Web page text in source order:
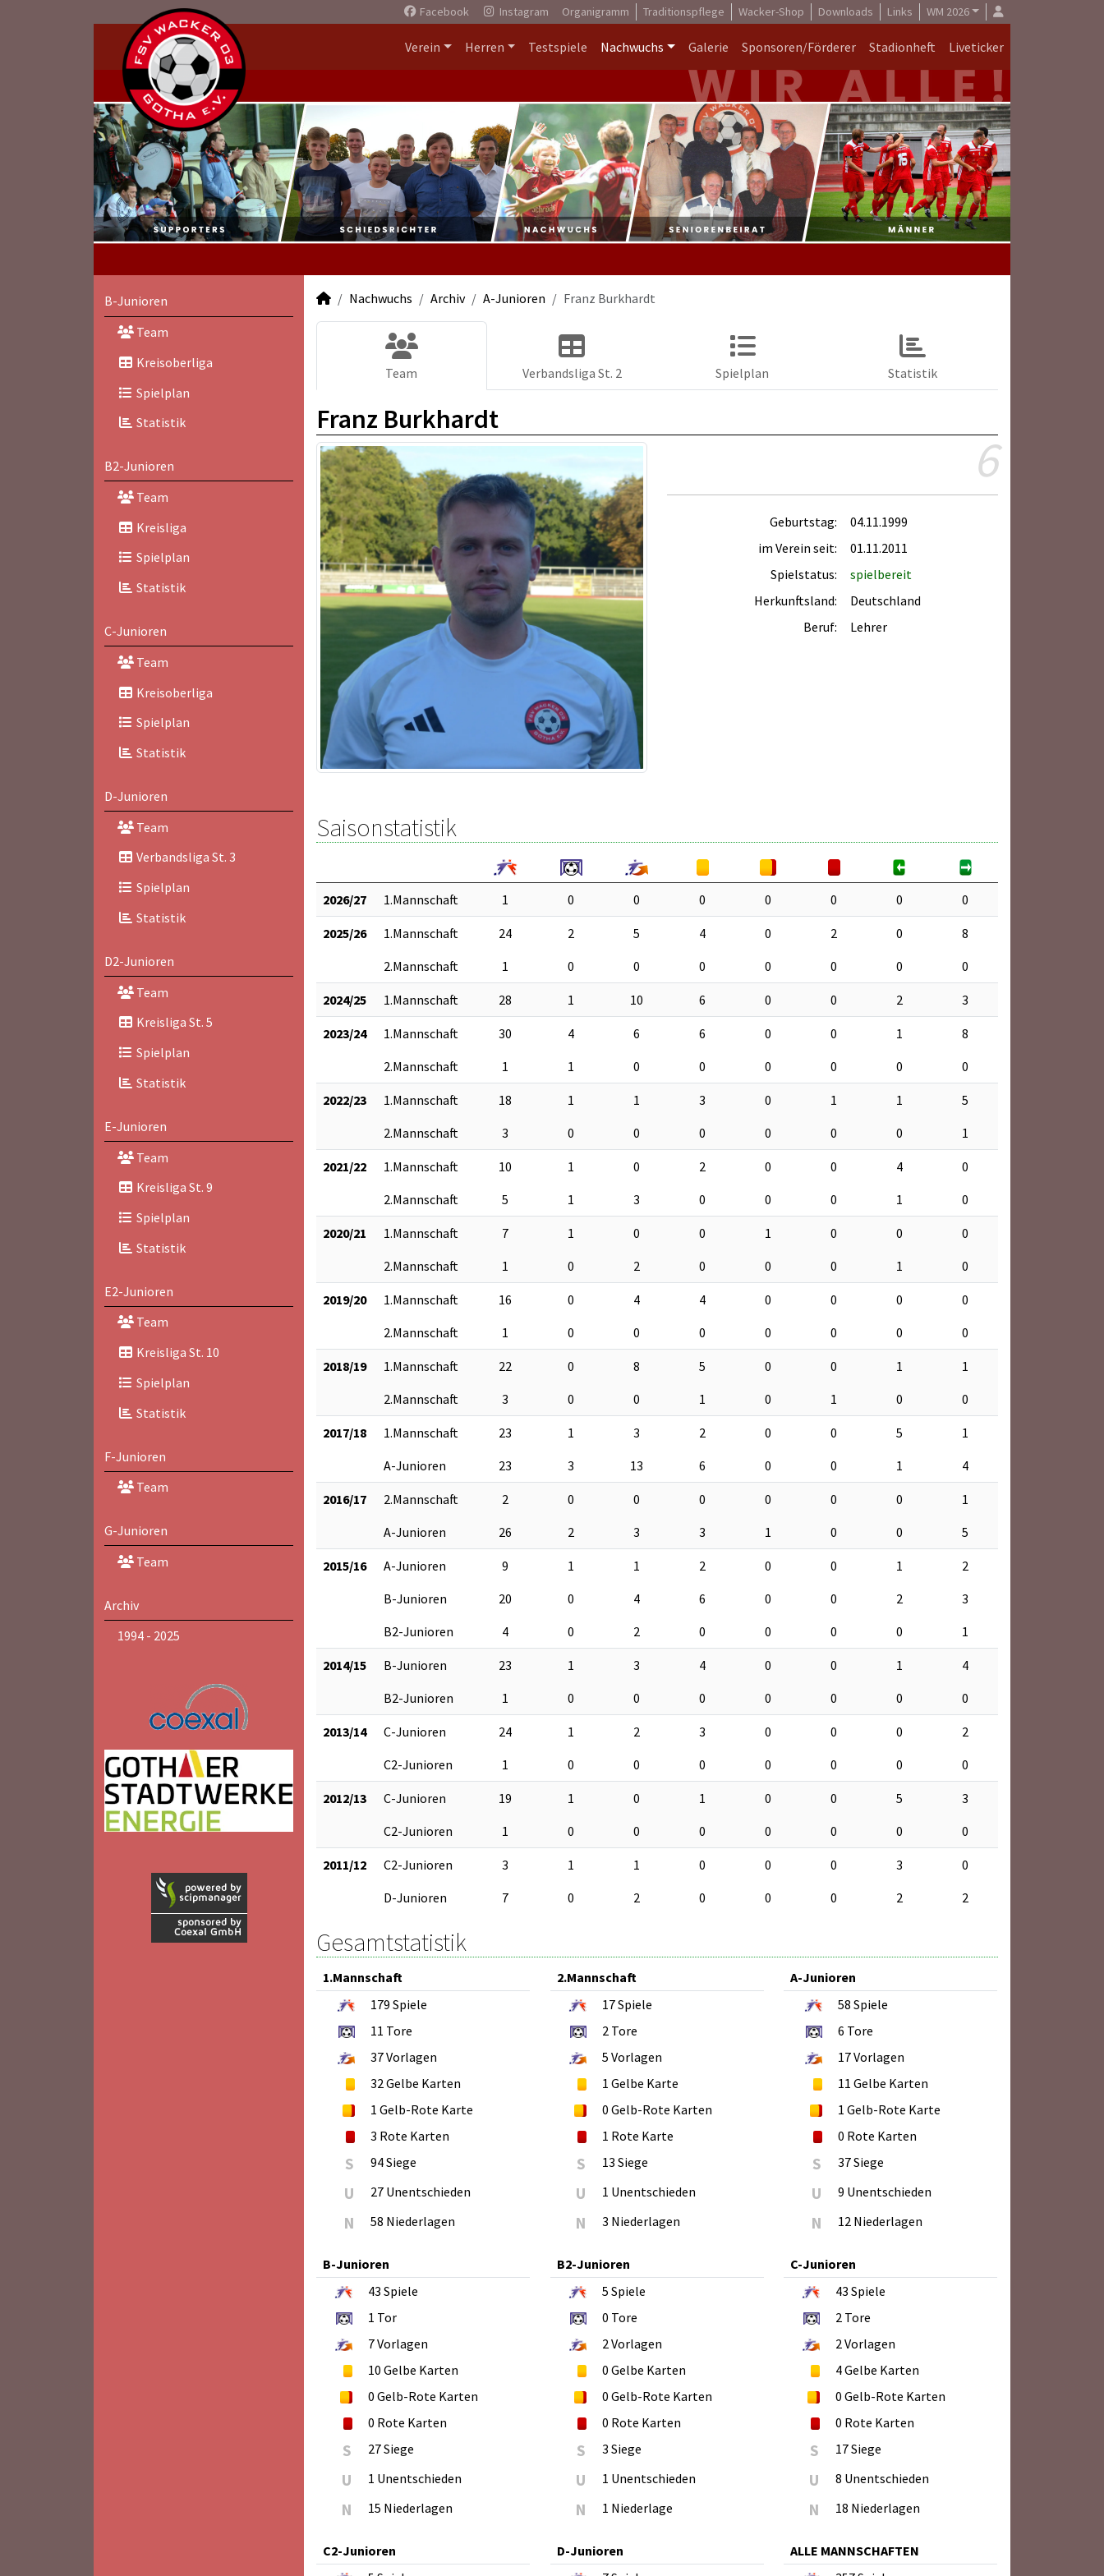
Facebook Instagram Organigramm Traditionspflege Wacker-Shop Downloads Links WM 2026
Verein Herren Testspiele Nachwuchs Galerie Sponsoren/Förderer Stadionheft Liveticker
B-Junioren
Team
Kreisoberliga
Spielplan
Statistik
B2-Junioren
Team
Kreisliga
Spielplan
Statistik
C-Junioren
Team
Kreisoberliga
Spielplan
Statistik
D-Junioren
Team
Verbandsliga St. 3
Spielplan
Statistik
D2-Junioren
Team
Kreisliga St. 5
Spielplan
Statistik
E-Junioren
Team
Kreisliga St. 9
Spielplan
Statistik
E2-Junioren
Team
Kreisliga St. 10
Spielplan
Statistik
F-Junioren
Team
G-Junioren
Team
Archiv
1994 - 2025
Nachwuchs Archiv A-Junioren Franz Burkhardt
Team Verbandsliga St. 2 Spielplan Statistik
Franz Burkhardt
6
Geburtstag:
04.11.1999
im Verein seit:
01.11.2011
Spielstatus:
spielbereit
Herkunftsland:
Deutschland
Beruf:
Lehrer
Saisonstatistik
2026/27 1.Mannschaft 1 0 0 0 0 0 0 0
2025/26 1.Mannschaft 24 2 5 4 0 2 0
8
2.Mannschaft
1 0 0 0 0 0 0 0
2024/25 1.Mannschaft 28 1 10 6 0 0 2 3
2023/24 1.Mannschaft 30 4 6 6 0 0 1
8
2.Mannschaft
1 1 0 0 0 0 0 0
2022/23 1.Mannschaft 18 1 1 3 0 1 1
5
2.Mannschaft
3 0 0 0 0 0 0 1
2021/22 1.Mannschaft 10 1 0 2 0 0 4
0
2.Mannschaft
5 1 3 0 0 0 1 0
2020/21 1.Mannschaft 7 1 0 0 1 0 0
0
2.Mannschaft
1 0 2 0 0 0 1 0
2019/20 1.Mannschaft 16 0 4 4 0 0 0
0
2.Mannschaft
1 0 0 0 0 0 0 0
2018/19 1.Mannschaft 22 0 8 5 0 0 1
1
2.Mannschaft
3 0 0 1 0 1 0 0
2017/18 1.Mannschaft 23 1 3 2 0 0 5
1
A-Junioren
23 3 13 6 0 0 1 4
2016/17 2.Mannschaft 2 0 0 0 0 0 0
1
A-Junioren
26 2 3 3 1 0 0 5
2015/16 A-Junioren 9 1 1 2 0 0 1
2
B-Junioren
20 0 4 6 0 0 2
3
B2-Junioren
4 0 2 0 0 0 0 1
2014/15 B-Junioren 23 1 3 4 0 0 1
4
B2-Junioren
1 0 0 0 0 0 0 0
2013/14 C-Junioren 24 1 2 3 0 0 0
2
C2-Junioren
1 0 0 0 0 0 0 0
2012/13 C-Junioren 19 1 0 1 0 0 5
3
C2-Junioren
1 0 0 0 0 0 0 0
2011/12 C2-Junioren 3 1 1 0 0 0 3
0
D-Junioren
7 0 2 0 0 0 2 2
Gesamtstatistik
1.Mannschaft
179 Spiele
11 Tore
37Vorlagen
32Gelbe Karten
1 Gelb-Rote Karte
3 Rote Karten
S 94 Siege
U 27 Unentschieden
N 58 Niederlagen
2.Mannschaft
17Spiele
2Tore
5 Vorlagen
1 Gelbe Karte
0 Gelb-Rote Karten
1 Rote Karte
S 13 Siege
U 1 Unentschieden
N 3 Niederlagen
A-Junioren
58 Spiele
6 Tore
17Vorlagen
11 Gelbe Karten
1 Gelb-Rote Karte
0 Rote Karten
S 37 Siege
U 9 Unentschieden
N 12 Niederlagen
B-Junioren
43 Spiele
1 Tor
7Vorlagen
10 Gelbe Karten
0 Gelb-Rote Karten
0 Rote Karten
S 27 Siege
U 1 Unentschieden
N 15 Niederlagen
B2-Junioren
5 Spiele
0 Tore
2Vorlagen
0 Gelbe Karten
0 Gelb-Rote Karten
0 Rote Karten
S 3 Siege
U 1 Unentschieden
N 1 Niederlage
C-Junioren
43 Spiele
2 Tore
2Vorlagen
4Gelbe Karten
0 Gelb-Rote Karten
0 Rote Karten
S 17 Siege
U 8 Unentschieden
N 18 Niederlagen
C2-Junioren
D-Junioren
ALLE MANNSCHAFTEN